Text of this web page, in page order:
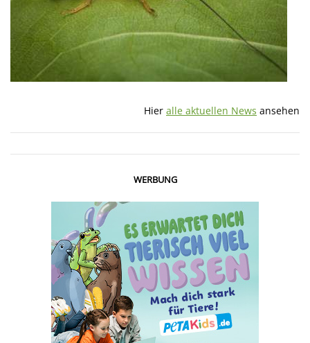
Hier alle aktuellen News ansehen
WERBUNG